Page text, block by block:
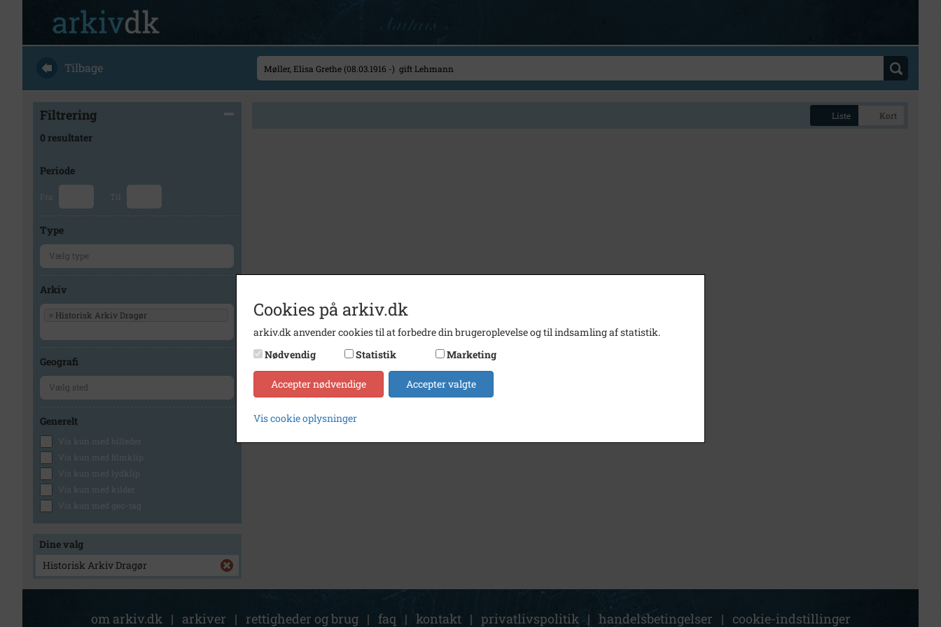
Tilbage
Filtrering
0 resultater
Periode
Fra Til
Type
Arkiv
× Historisk Arkiv Dragør
Geografi
Generelt
Vis kun med billeder
Vis kun med filmklip
Vis kun med lydklip
Vis kun med kilder
Vis kun med geo-tag
Dine valg
Historisk Arkiv Dragør
Liste Kort
om arkiv.dk | arkiver | rettigheder og brug | faq | kontakt | privatlivspolitik | handelsbetingelser | cookie-indstillinger
Cookies på arkiv.dk
arkiv.dk anvender cookies til at forbedre din brugeroplevelse og til indsamling af statistik.
Nødvendig
Statistik Marketing
Accepter nødvendige Accepter valgte
Vis cookie oplysninger